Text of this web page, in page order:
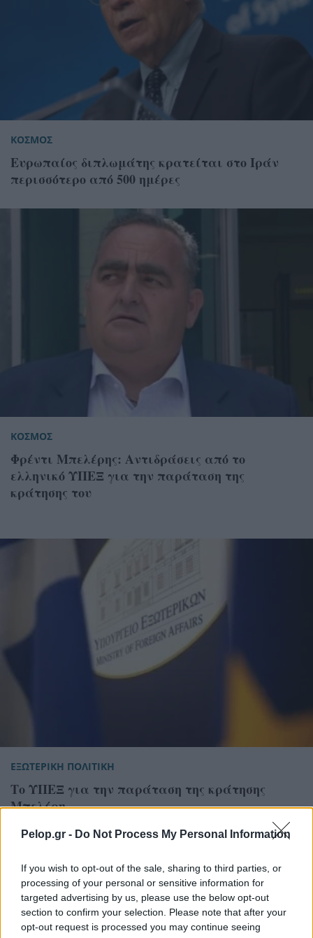
Pelop.gr - Do Not Process My Personal Information
If you wish to opt-out of the sale, sharing to third parties, or
processing of your personal or sensitive information for
targeted advertising by us, please use the below opt-out
section to confirm your selection. Please note that after your
opt-out request is processed you may continue seeing
ΚΟΣΜΟΣ
Eυρωπαίος διπλωμάτης κρατείται στο Ιράν
περισσότερο από 500 ημέρες
ΚΟΣΜΟΣ
Φρέντι Μπελέρης: Αντιδράσεις από το
ελληνικό ΥΠΕΞ για την παράταση της
κράτησης του
ΕΞΩΤΕΡΙΚΗ ΠΟΛΙΤΙΚΗ
Το ΥΠΕΞ για την παράταση της κράτησης
Μπελέρη